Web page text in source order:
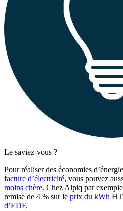
Le saviez-vous ?
Pour réaliser des économies
facture d’électricité, vous pouvez
moins chère. Chez Alpiq par
remise de 4 % sur le prix du kWh HT
d’EDF.